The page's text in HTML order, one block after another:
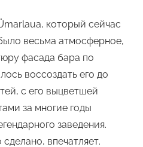
который сейчас
весьма атмосферное,
фасада бара по
воссоздать его до
с его выцветшей
за многие годы
заведения.
впечатляет.